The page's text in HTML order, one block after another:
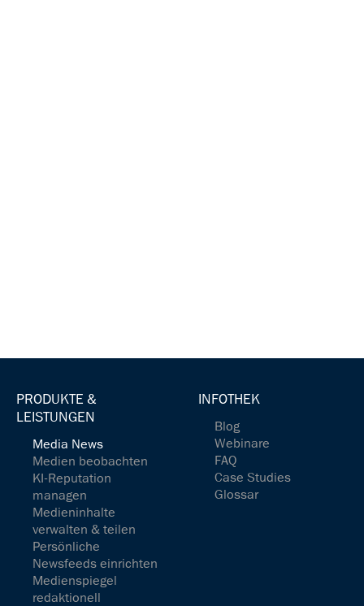
PRODUKTE &
LEISTUNGEN
Media News
Medien beobachten
KI-Reputation
managen
Medieninhalte
verwalten & teilen
Persönliche
Newsfeeds einrichten
Medienspiegel
redaktionell
INFOTHEK
Blog
Webinare
FAQ
Case Studies
Glossar